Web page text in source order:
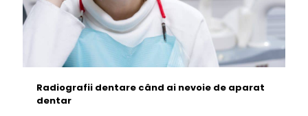
Radiografii dentare când ai nevoie de aparat
dentar